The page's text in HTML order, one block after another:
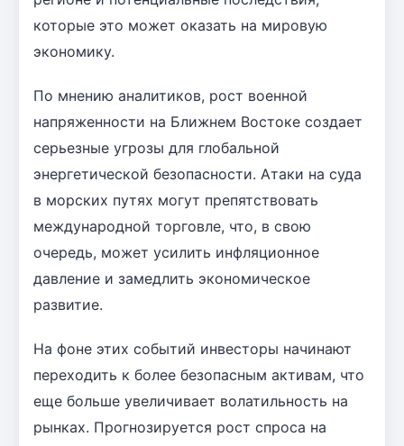
которые это может оказать на мировую
экономику.
По мнению аналитиков, рост военной
напряженности на Ближнем Востоке создает
серьезные угрозы для глобальной
энергетической безопасности. Атаки на суда
в морских путях могут препятствовать
международной торговле, что, в свою
очередь, может усилить инфляционное
давление и замедлить экономическое
развитие.
На фоне этих событий инвесторы начинают
переходить к более безопасным активам, что
еще больше увеличивает волатильность на
рынках. Прогнозируется рост спроса на